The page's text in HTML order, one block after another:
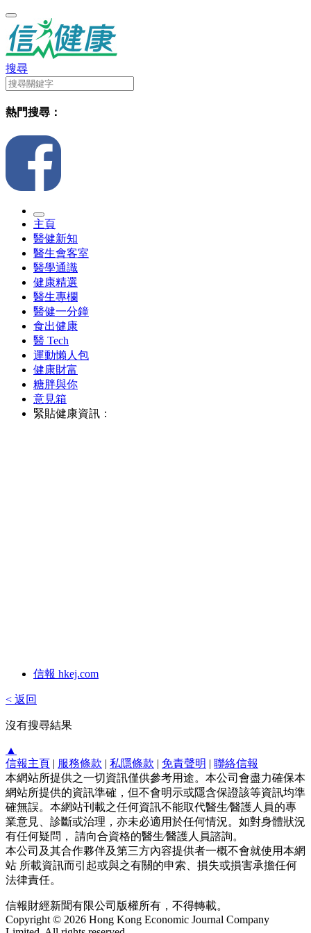
搜尋
熱門搜尋：
主頁
醫健新知
醫生會客室
醫學通識
健康精選
醫生專欄
醫健一分鐘
食出健康
醫 Tech
運動懶人包
健康財富
糖胖與你
意見箱
緊貼健康資訊：
信報 hkej.com
< 返回
沒有搜尋結果
▲
信報主頁 | 服務條款 | 私隱條款 | 免責聲明 | 聯絡信報
本網站所提供之一切資訊僅供參考用途。本公司會盡力確保本
網站所提供的資訊準確，但不會明示或隱含保證該等資訊均準
確無誤。本網站刊載之任何資訊不能取代醫生∕醫護人員的專
業意見、診斷或治理，亦未必適用於任何情況。如對身體狀況
有任何疑問， 請向合資格的醫生∕醫護人員諮詢。
本公司及其合作夥伴及第三方內容提供者一概不會就使用本網
站 所載資訊而引起或與之有關的申索、損失或損害承擔任何
法律責任。
信報財經新聞有限公司版權所有，不得轉載。
Copyright © 2026 Hong Kong Economic Journal Company